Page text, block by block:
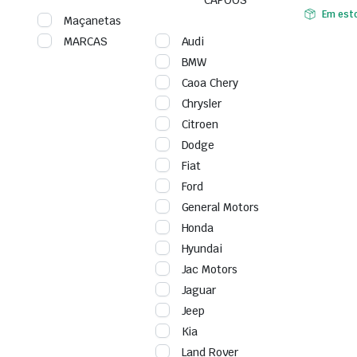
Em
Maçanetas
MARCAS
Audi
BMW
Caoa Chery
Chrysler
Citroen
Dodge
Fiat
Ford
General Motors
Honda
Hyundai
Jac Motors
Jaguar
Jeep
Kia
Land Rover